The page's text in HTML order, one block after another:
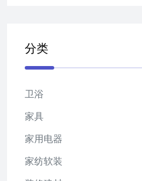
分类
卫浴
家具
家用电器
家纺软装